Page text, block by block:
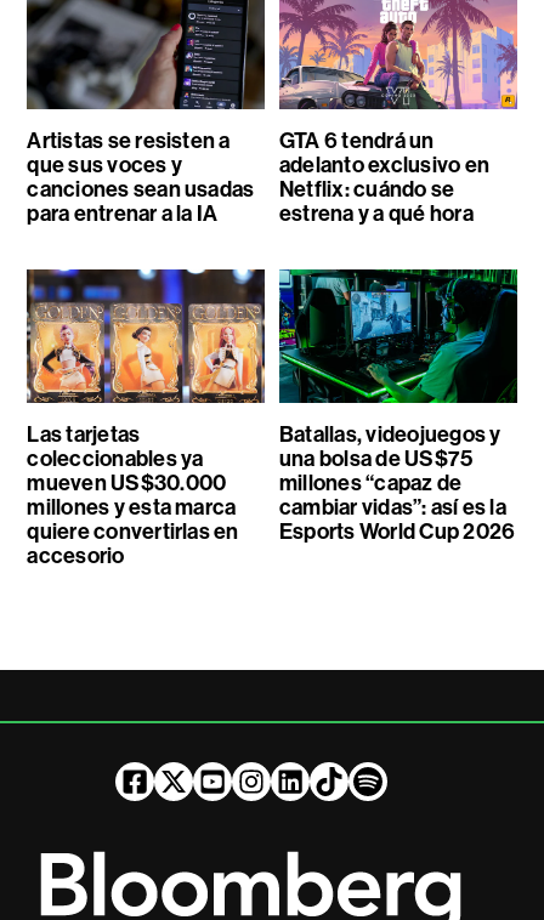
Artistas se resisten a
que sus voces y
canciones sean usadas
para entrenar a la IA
GTA 6 tendrá un
adelanto exclusivo en
Netflix: cuándo se
estrena y a qué hora
Las tarjetas
coleccionables ya
mueven US$30.000
millones y esta marca
quiere convertirlas en
accesorio
Batallas, videojuegos y
una bolsa de US$75
millones “capaz de
cambiar vidas”: así es la
Esports World Cup 2026